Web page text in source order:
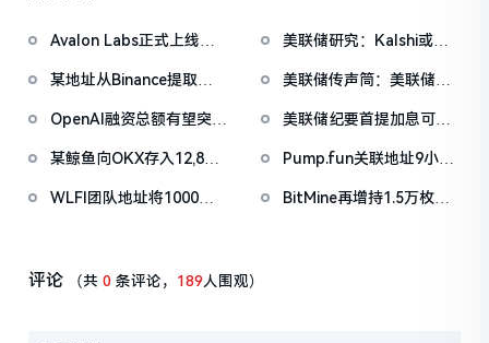
Avalon Labs正式上线
美联储研究：Kalshi或可
工具
某地址从Binance提取
722万美元
美联储传声筒：美联储纪
表，反映其对通胀路径信
心减弱
OpenAI融资总额有望突破
美联储纪要首提加息可
向分歧显著
某鲸鱼向OKX存入12,840
Pump.fun关联地址9小时
PUMP
WLFI团队地址将1000万
BitMine再增持1.5万枚
评论 （共0 条评论， 189人围观）